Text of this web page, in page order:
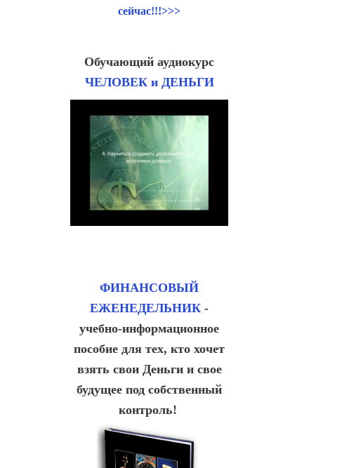
сейчас!!!>>>
Обучающий аудиокурс
ЧЕЛОВЕК и ДЕНЬГИ
ФИНАНСОВЫЙ
ЕЖЕНЕДЕЛЬНИК -
учебно-информационное
пособие для тех, кто хочет
взять свои Деньги и свое
будущее под собственный
контроль!